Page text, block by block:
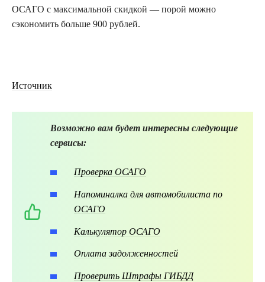
ОСАГО с максимальной скидкой — порой можно
сэкономить больше 900 рублей.
Источник
Возможно вам будет интересны следующие
сервисы:
Проверка ОСАГО
Напоминалка для автомобилиста по
ОСАГО
Калькулятор ОСАГО
Оплата задолженностей
Проверить Штрафы ГИБДД